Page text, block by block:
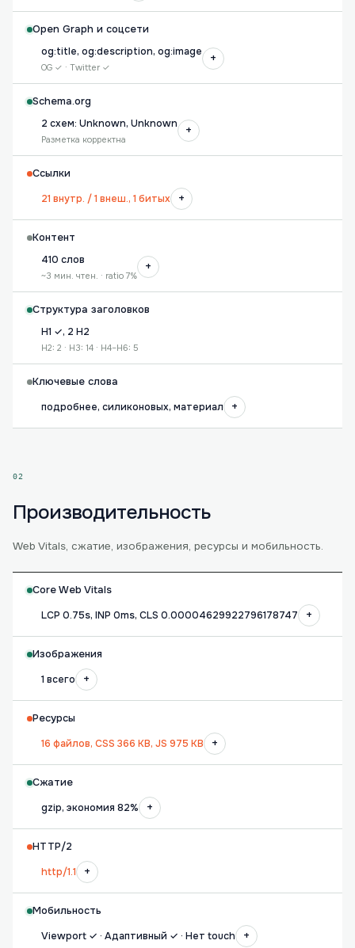
Open Graph и соцсети
og:title, og:description, og:image
OG ✓ · Twitter ✓
+
Schema.org
2 схем: Unknown, Unknown
Разметка корректна
+
Ссылки
21 внутр. / 1 внеш., 1 битых
+
Контент
410 слов
~3 мин. чтен. · ratio 7%
+
Структура заголовков
H1 ✓, 2 H2
H2: 2 · H3: 14 · H4–H6: 5
Ключевые слова
подробнее, силиконовых, материал
+
02
Производительность
Web Vitals, сжатие, изображения, ресурсы и мобильность.
Core Web Vitals
LCP 0.75s, INP 0ms, CLS 0.00004629922796178747
+
Изображения
1 всего
+
Ресурсы
16 файлов, CSS 366 KB, JS 975 KB
+
Сжатие
gzip, экономия 82%
+
HTTP/2
http/1.1
+
Мобильность
Viewport ✓ · Адаптивный ✓ · Нет touch
+